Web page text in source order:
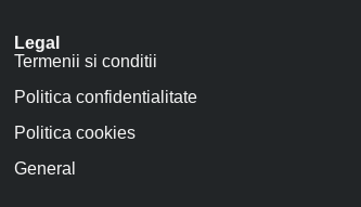
Legal
Termenii si conditii
Politica confidentialitate
Politica cookies
General